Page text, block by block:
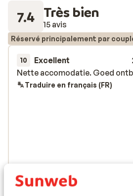
disposition.
7.4 Très bien
15 avis
Réservé principalement par
10 Excellent
Nette accomodatie. Goed
Nette accomodatie. Goed
Traduire en français (FR)
Amis